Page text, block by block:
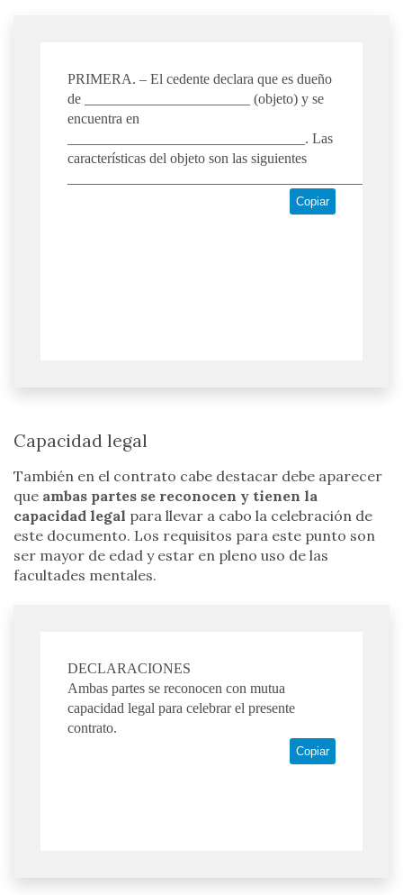
PRIMERA. – El cedente declara que es dueño
de _______________________ (objeto) y se
encuentra en
_________________________________. Las
características del objeto son las siguientes
Copiar
Capacidad legal
También en el contrato cabe destacar debe aparecer
que ambas partes se reconocen y tienen la
capacidad legal para llevar a cabo la celebración de
este documento. Los requisitos para este punto son
ser mayor de edad y estar en pleno uso de las
facultades mentales.
DECLARACIONES
Ambas partes se reconocen con mutua
capacidad legal para celebrar el presente
contrato.
Copiar